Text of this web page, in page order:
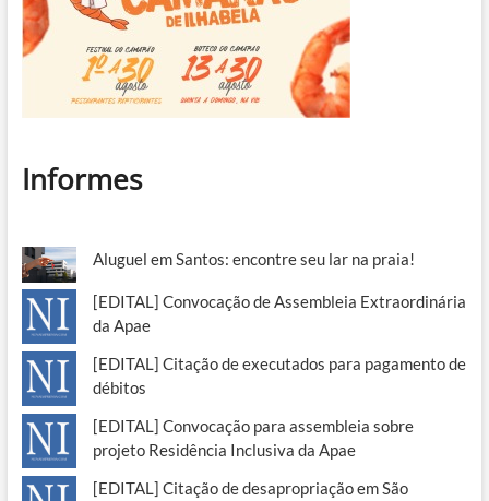
Informes
Aluguel em Santos: encontre seu lar na praia!
[EDITAL] Convocação de Assembleia Extraordinária
da Apae
[EDITAL] Citação de executados para pagamento de
débitos
[EDITAL] Convocação para assembleia sobre
projeto Residência Inclusiva da Apae
[EDITAL] Citação de desapropriação em São